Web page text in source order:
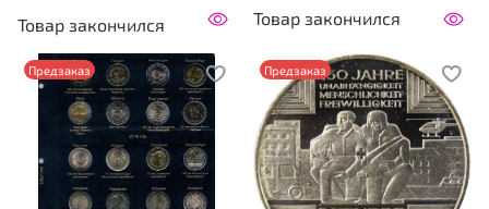
Товар закончился Товар закончился
Предзаказ Предзаказ